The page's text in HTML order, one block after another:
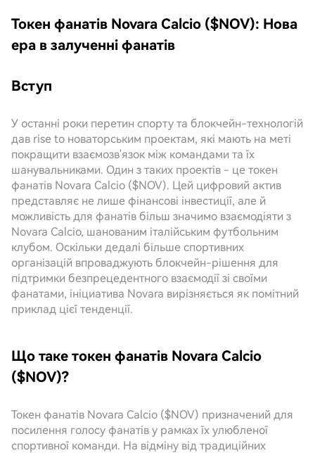
Токен фанатів Novara Calcio ($NOV): Нова
ера в залученні фанатів
Вступ
У останні роки перетин спорту та блокчейн-технологій
дав rise to новаторським проектам, які мають на меті
покращити взаємозв'язок між командами та їх
шанувальниками. Один з таких проектів - це токен
фанатів Novara Calcio ($NOV). Цей цифровий актив
представляє не лише фінансові інвестиції, але й
можливість для фанатів більш значимо взаємодіяти з
Novara Calcio, шанованим італійським футбольним
клубом. Оскільки дедалі більше спортивних
організацій впроваджують блокчейн-рішення для
підтримки безпрецедентного взаємодії зі своїми
фанатами, ініциатива Novara вирізняється як помітний
приклад цієї тенденції.
Що таке токен фанатів Novara Calcio
($NOV)?
Токен фанатів Novara Calcio ($NOV) призначений для
посилення голосу фанатів у рамках їх улюбленої
спортивної команди. На відміну від традиційних